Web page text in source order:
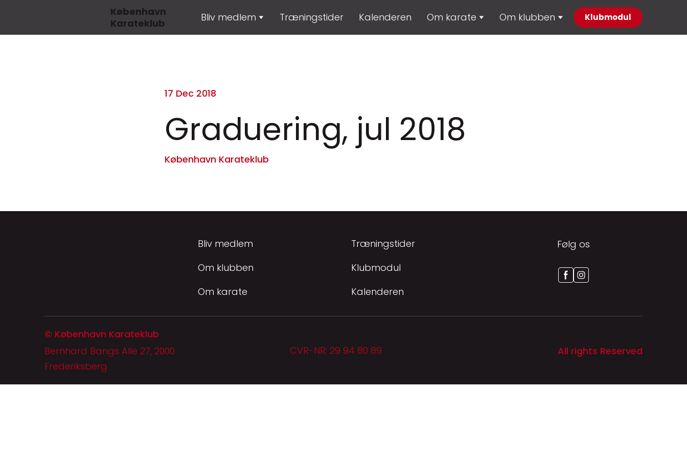
København
Karateklub
Bliv medlem Træningstider Kalenderen Om karate Om klubben Klubmodul
17 Dec 2018
Graduering, jul 2018
København Karateklub
Bliv medlem
Om klubben
Om karate
Træningstider
Klubmodul
Kalenderen
Følg os
© København Karateklub
Bernhard Bangs Alle 27, 2000
Frederiksberg
CVR-NR: 29 94 80 89 All rights Reserved